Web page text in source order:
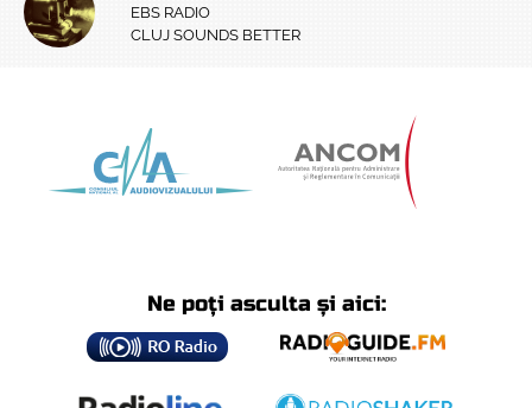
EBS RADIO
CLUJ SOUNDS BETTER
Ne poți asculta și aici: